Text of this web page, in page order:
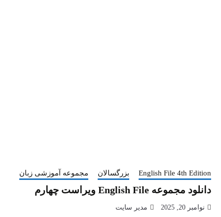
English File 4th Edition بزرگسالان مجموعه آموزشی زبان
دانلود مجموعه English File ویراست چهارم
نوامبر 20, 2025 مدیر سایت